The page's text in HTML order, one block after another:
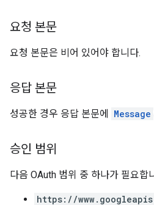
요청 본문
요청 본문은 비어 있어야 합니다.
응답 본문
성공한 경우 응답 본문에 Message
승인 범위
다음 OAuth 범위 중 하나가 필요합
https://